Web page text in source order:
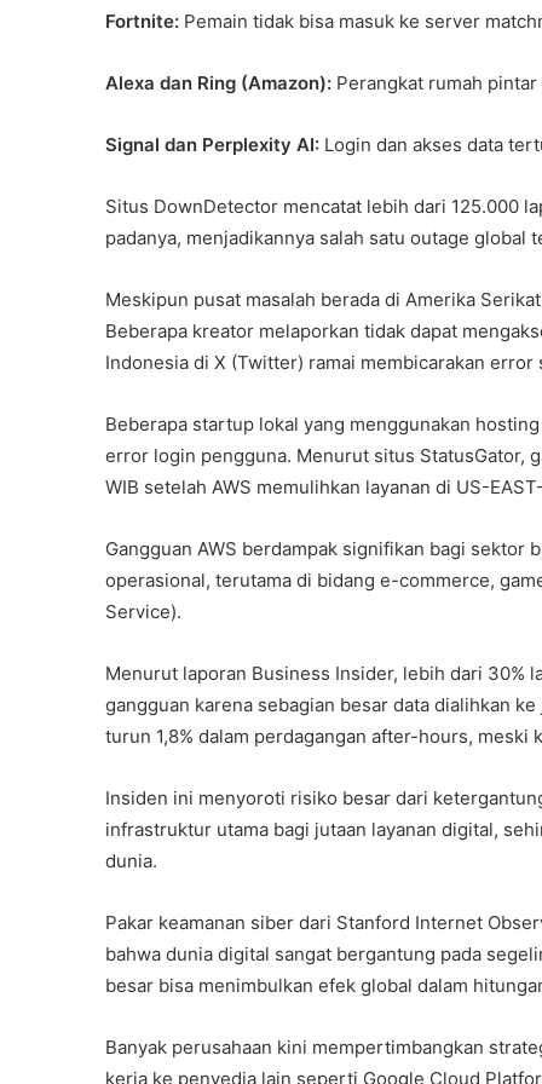
Fortnite: Pemain tidak bisa masuk ke server
Alexa dan Ring (Amazon): Perangkat rumah
Signal dan Perplexity AI: Login dan akses data
Situs DownDetector mencatat lebih dari 125.000
padanya, menjadikannya salah satu outage global
Meskipun pusat masalah berada di Amerika
Beberapa kreator melaporkan tidak dapat
Indonesia di X (Twitter) ramai membicarakan
Beberapa startup lokal yang menggunakan
error login pengguna. Menurut situs StatusGator,
WIB setelah AWS memulihkan layanan di US-
Gangguan AWS berdampak signifikan bagi sektor
operasional, terutama di bidang e-commerce,
Service).
Menurut laporan Business Insider, lebih dari 30%
gangguan karena sebagian besar data dialihkan
turun 1,8% dalam perdagangan after-hours,
Insiden ini menyoroti risiko besar dari
infrastruktur utama bagi jutaan layanan digital,
dunia.
Pakar keamanan siber dari Stanford Internet
bahwa dunia digital sangat bergantung pada
besar bisa menimbulkan efek global dalam
Banyak perusahaan kini mempertimbangkan
kerja ke penyedia lain seperti Google Cloud